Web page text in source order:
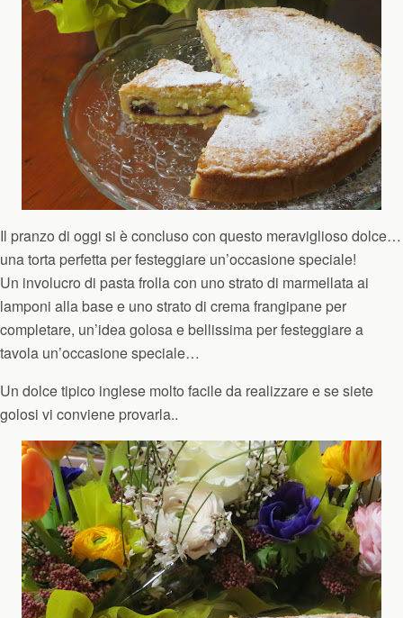
Il pranzo di oggi si è concluso con questo meraviglioso dolce…
una torta perfetta per festeggiare un’occasione speciale!
Un involucro di pasta frolla con uno strato di marmellata ai
lamponi alla base e uno strato di crema frangipane per
completare, un’idea golosa e bellissima per festeggiare a
tavola un’occasione speciale…
Un dolce tipico inglese molto facile da realizzare e se siete
golosi vi conviene provarla..